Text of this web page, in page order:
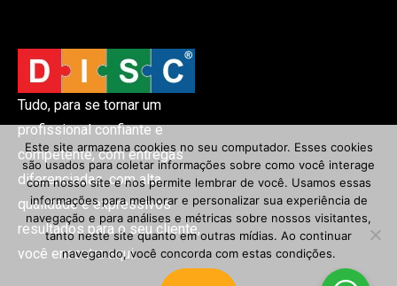
Tudo, para se tornar um
profissional confiante e
competente, com entregas
diferenciadas, com alta
qualidade e expressivos
resultados para o seu cliente,
você encontra aqui.
Este site armazena cookies no seu computador. Esses cookies
são usados ​​para coletar informações sobre como você interage
com nosso site e nos permite lembrar de você. Usamos essas
informações para melhorar e personalizar sua experiência de
navegação e para análises e métricas sobre nossos visitantes,
tanto neste site quanto em outras mídias. Ao continuar
navegando, você concorda com estas condições.